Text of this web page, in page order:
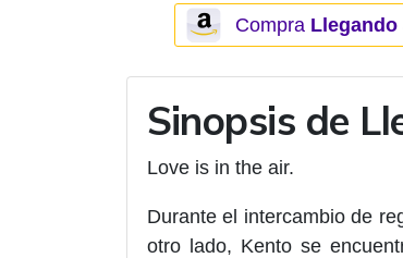
Compra Llegando
Sinopsis de
Love is in the air.
Durante el intercambio de
otro lado, Kento se